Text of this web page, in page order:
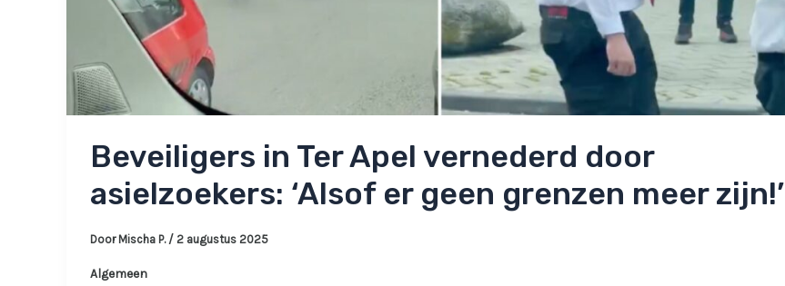
Beveiligers in Ter Apel vernederd door
asielzoekers: ‘Alsof er geen grenzen meer zijn!’
Door Mischa P. / 2 augustus 2025
Algemeen